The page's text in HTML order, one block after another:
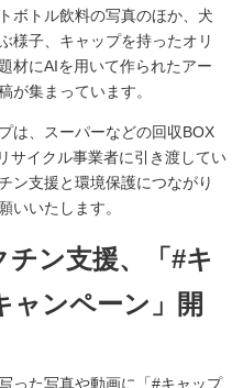
ボトル飲料の写真のほか、犬
様子、キャップを持ったオリ
材にAIを用いて作られたアー
が集まっています。
は、スーパーなどの回収BOX
サイクル事業者に引き渡してい
ン支援と環境保護につながり
いいたします。
ン支援、「#キ
ャンペーン」開
った写真や動画に「#キャップ